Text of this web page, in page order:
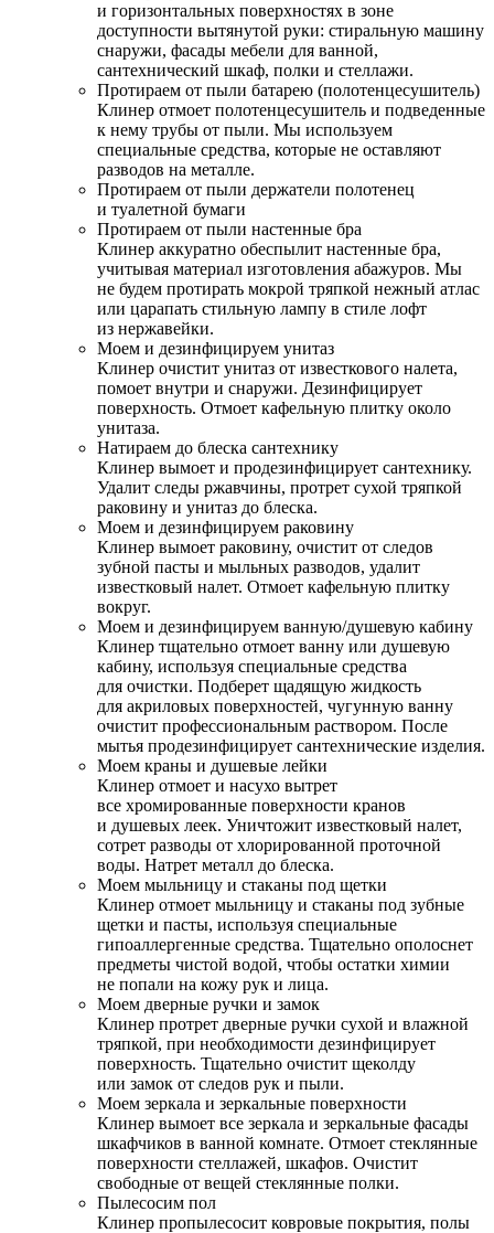
и горизонтальных поверхностях в зоне
доступности вытянутой руки: стиральную машину
снаружи, фасады мебели для ванной,
сантехнический шкаф, полки и стеллажи.
Протираем от пыли батарею (полотенцесушитель)
Клинер отмоет полотенцесушитель и подведенные
к нему трубы от пыли. Мы используем
специальные средства, которые не оставляют
разводов на металле.
Протираем от пыли держатели полотенец
и туалетной бумаги
Протираем от пыли настенные бра
Клинер аккуратно обеспылит настенные бра,
учитывая материал изготовления абажуров. Мы
не будем протирать мокрой тряпкой нежный атлас
или царапать стильную лампу в стиле лофт
из нержавейки.
Моем и дезинфицируем унитаз
Клинер очистит унитаз от известкового налета,
помоет внутри и снаружи. Дезинфицирует
поверхность. Отмоет кафельную плитку около
унитаза.
Натираем до блеска сантехнику
Клинер вымоет и продезинфицирует сантехнику.
Удалит следы ржавчины, протрет сухой тряпкой
раковину и унитаз до блеска.
Моем и дезинфицируем раковину
Клинер вымоет раковину, очистит от следов
зубной пасты и мыльных разводов, удалит
известковый налет. Отмоет кафельную плитку
вокруг.
Моем и дезинфицируем ванную/душевую кабину
Клинер тщательно отмоет ванну или душевую
кабину, используя специальные средства
для очистки. Подберет щадящую жидкость
для акриловых поверхностей, чугунную ванну
очистит профессиональным раствором. После
мытья продезинфицирует сантехнические изделия.
Моем краны и душевые лейки
Клинер отмоет и насухо вытрет
все хромированные поверхности кранов
и душевых леек. Уничтожит известковый налет,
сотрет разводы от хлорированной проточной
воды. Натрет металл до блеска.
Моем мыльницу и стаканы под щетки
Клинер отмоет мыльницу и стаканы под зубные
щетки и пасты, используя специальные
гипоаллергенные средства. Тщательно ополоснет
предметы чистой водой, чтобы остатки химии
не попали на кожу рук и лица.
Моем дверные ручки и замок
Клинер протрет дверные ручки сухой и влажной
тряпкой, при необходимости дезинфицирует
поверхность. Тщательно очистит щеколду
или замок от следов рук и пыли.
Моем зеркала и зеркальные поверхности
Клинер вымоет все зеркала и зеркальные фасады
шкафчиков в ванной комнате. Отмоет стеклянные
поверхности стеллажей, шкафов. Очистит
свободные от вещей стеклянные полки.
Пылесосим пол
Клинер пропылесосит ковровые покрытия, полы